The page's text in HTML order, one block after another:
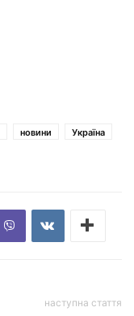
новини
Україна
наступна стаття